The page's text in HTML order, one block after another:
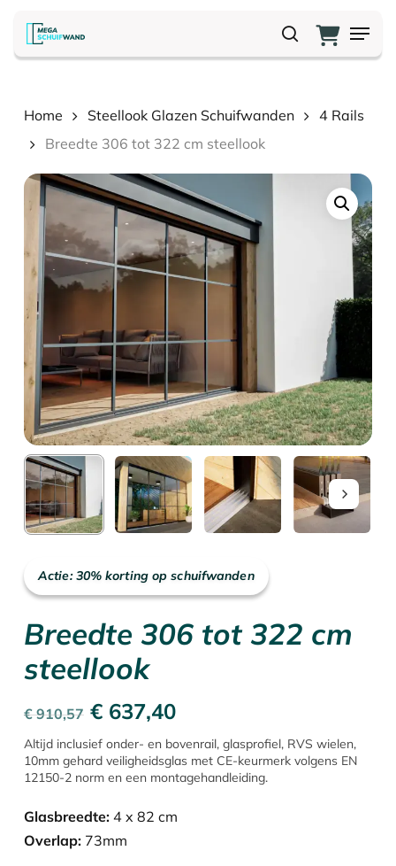
main
search
Menu
Home Steellook Glazen Schuifwanden
4 Rails
Breedte 306 tot 322 cm steellook
Actie: 30% korting op schuifwanden
Breedte 306 tot 322 cm
steellook
€910,57 Oorspronkelijke
prijs
was:
€637,40Huidige
prijs
is:
Altijd inclusief onder- en bovenrail, glasprofiel, RVS wielen,
10mm gehard veiligheidsglas met CE-keurmerk volgens EN
12150-2 norm en een montagehandleiding.
Glasbreedte:4 x 82 cm
Overlap: 73mm